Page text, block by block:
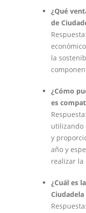
¿Qué
de
la
¿Cómo
es
utilizando
y
año y
realizar la
¿Cuál es